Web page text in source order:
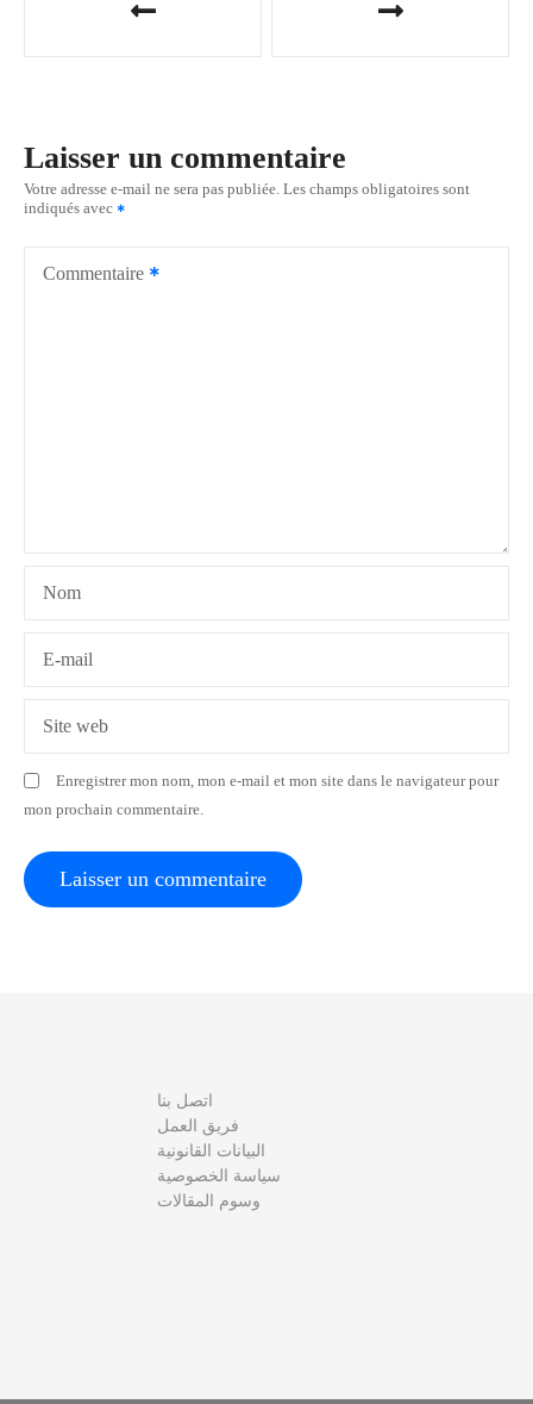
g
a
t
i
c
l
Laisser un commentaire
Votre adresse e-mail ne sera pas publiée. Les champs obligatoires sont
indiqués avec
Commentaire
Nom
E-mail
Site web
Enregistrer mon nom, mon e-mail et mon site dans le navigateur pour
mon prochain commentaire.
اتصل بنا
فريق العمل
البيانات القانونية
سياسة الخصوصية
وسوم المقالات